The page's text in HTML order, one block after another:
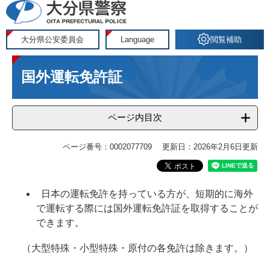
ペ
ジ
の
メ
ュ
ー
大分県公安委員会 Language 閲覧補助
本
国外運転免許証
ページ内目次
ページ番号：0002077709 更新日：2026年2月6日更新
日本の運転免許を持っている方が、短期的に海外
で運転する際には国外運転免許証を取得することが
できます。
（大型特殊・小型特殊・原付の各免許は除きます。）